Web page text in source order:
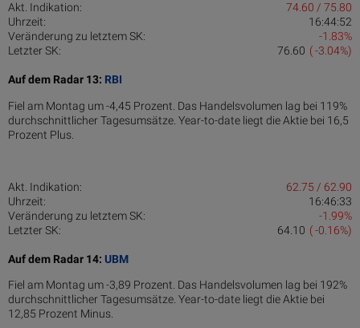
Akt. Indikation:
74.60 / 75.80
Uhrzeit:
16:44:52
Veränderung zu letztem SK:
-1.83%
Letzter SK:
( -3.04%)
76.60
Auf dem Radar 13: RBI
Fiel am Montag um -4,45 Prozent. Das Handelsvolumen lag bei 119%
durchschnittlicher Tagesumsätze. Year-to-date liegt die Aktie bei 16,5
Prozent Plus.
Akt. Indikation:
62.75 / 62.90
Uhrzeit:
16:46:33
Veränderung zu letztem SK:
-1.99%
Letzter SK:
( -0.16%)
64.10
Auf dem Radar 14: UBM
Fiel am Montag um -3,89 Prozent. Das Handelsvolumen lag bei 192%
durchschnittlicher Tagesumsätze. Year-to-date liegt die Aktie bei
12,85 Prozent Minus.